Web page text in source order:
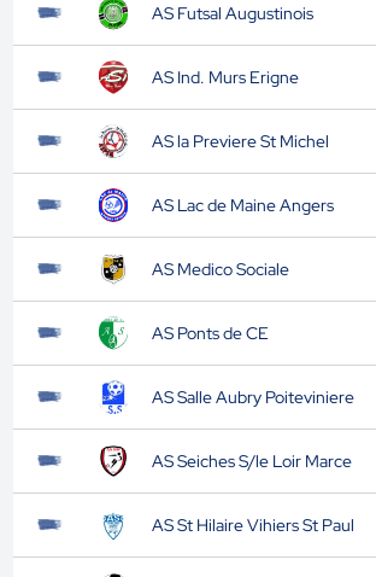
AS Futsal Augustinois
AS Ind. Murs Erigne
AS la Previere St Michel
AS Lac de Maine Angers
AS Medico Sociale
AS Ponts de CE
AS Salle Aubry Poiteviniere
AS Seiches S/le Loir Marce
AS St Hilaire Vihiers St Paul